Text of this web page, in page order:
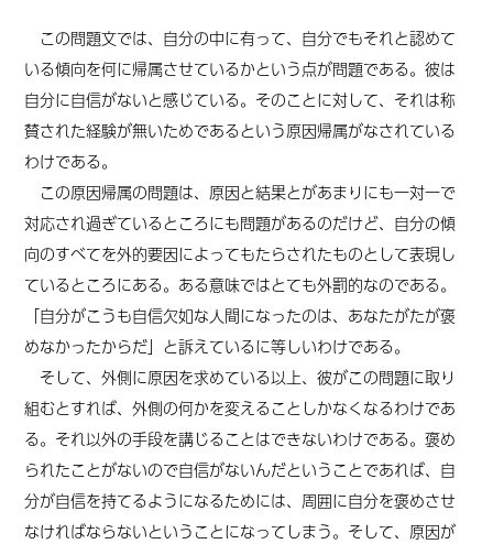
この問題文では、自分の中に有って、自分でもそれと認めて
いる傾向を何に帰属させているかという点が問題である。彼は
自分に自信がないと感じている。そのことに対して、それは称
賛された経験が無いためであるという原因帰属がなされている
わけである。
この原因帰属の問題は、原因と結果とがあまりにも一対一で
対応され過ぎているところにも問題があるのだけど、自分の傾
向のすべてを外的要因によってもたらされたものとして表現し
ているところにある。ある意味ではとても外罰的なのである。
「自分がこうも自信欠如な人間になったのは、あなたがたが褒
めなかったからだ」と訴えているに等しいわけである。
そして、外側に原因を求めている以上、彼がこの問題に取り
組むとすれば、外側の何かを変えることしかなくなるわけであ
る。それ以外の手段を講じることはできないわけである。褒め
られたことがないので自信がないんだということであれば、自
分が自信を持てるようになるためには、周囲に自分を褒めさせ
なければならないということになってしまう。そして、原因が